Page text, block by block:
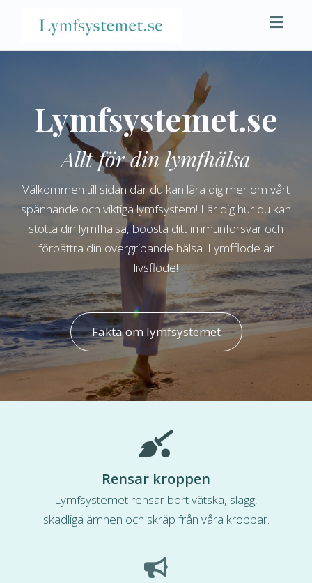
Lymfsystemet.se
Allt för din lymfhälsa
Välkommen till sidan där du kan lära dig mer om vårt
spännande och viktiga lymfsystem! Lär dig hur du kan
stötta din lymfhälsa, boosta ditt immunförsvar och
förbättra din övergripande hälsa. Lymfflöde är
livsflöde!
Fakta om lymfsystemet
Rensar kroppen
Lymfsystemet rensar bort vätska, slagg,
skadliga ämnen och skräp från våra kroppar.